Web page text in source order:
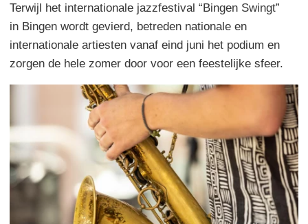
Terwijl het internationale jazzfestival “Bingen Swingt”
in Bingen wordt gevierd, betreden nationale en
internationale artiesten vanaf eind juni het podium en
zorgen de hele zomer door voor een feestelijke sfeer.